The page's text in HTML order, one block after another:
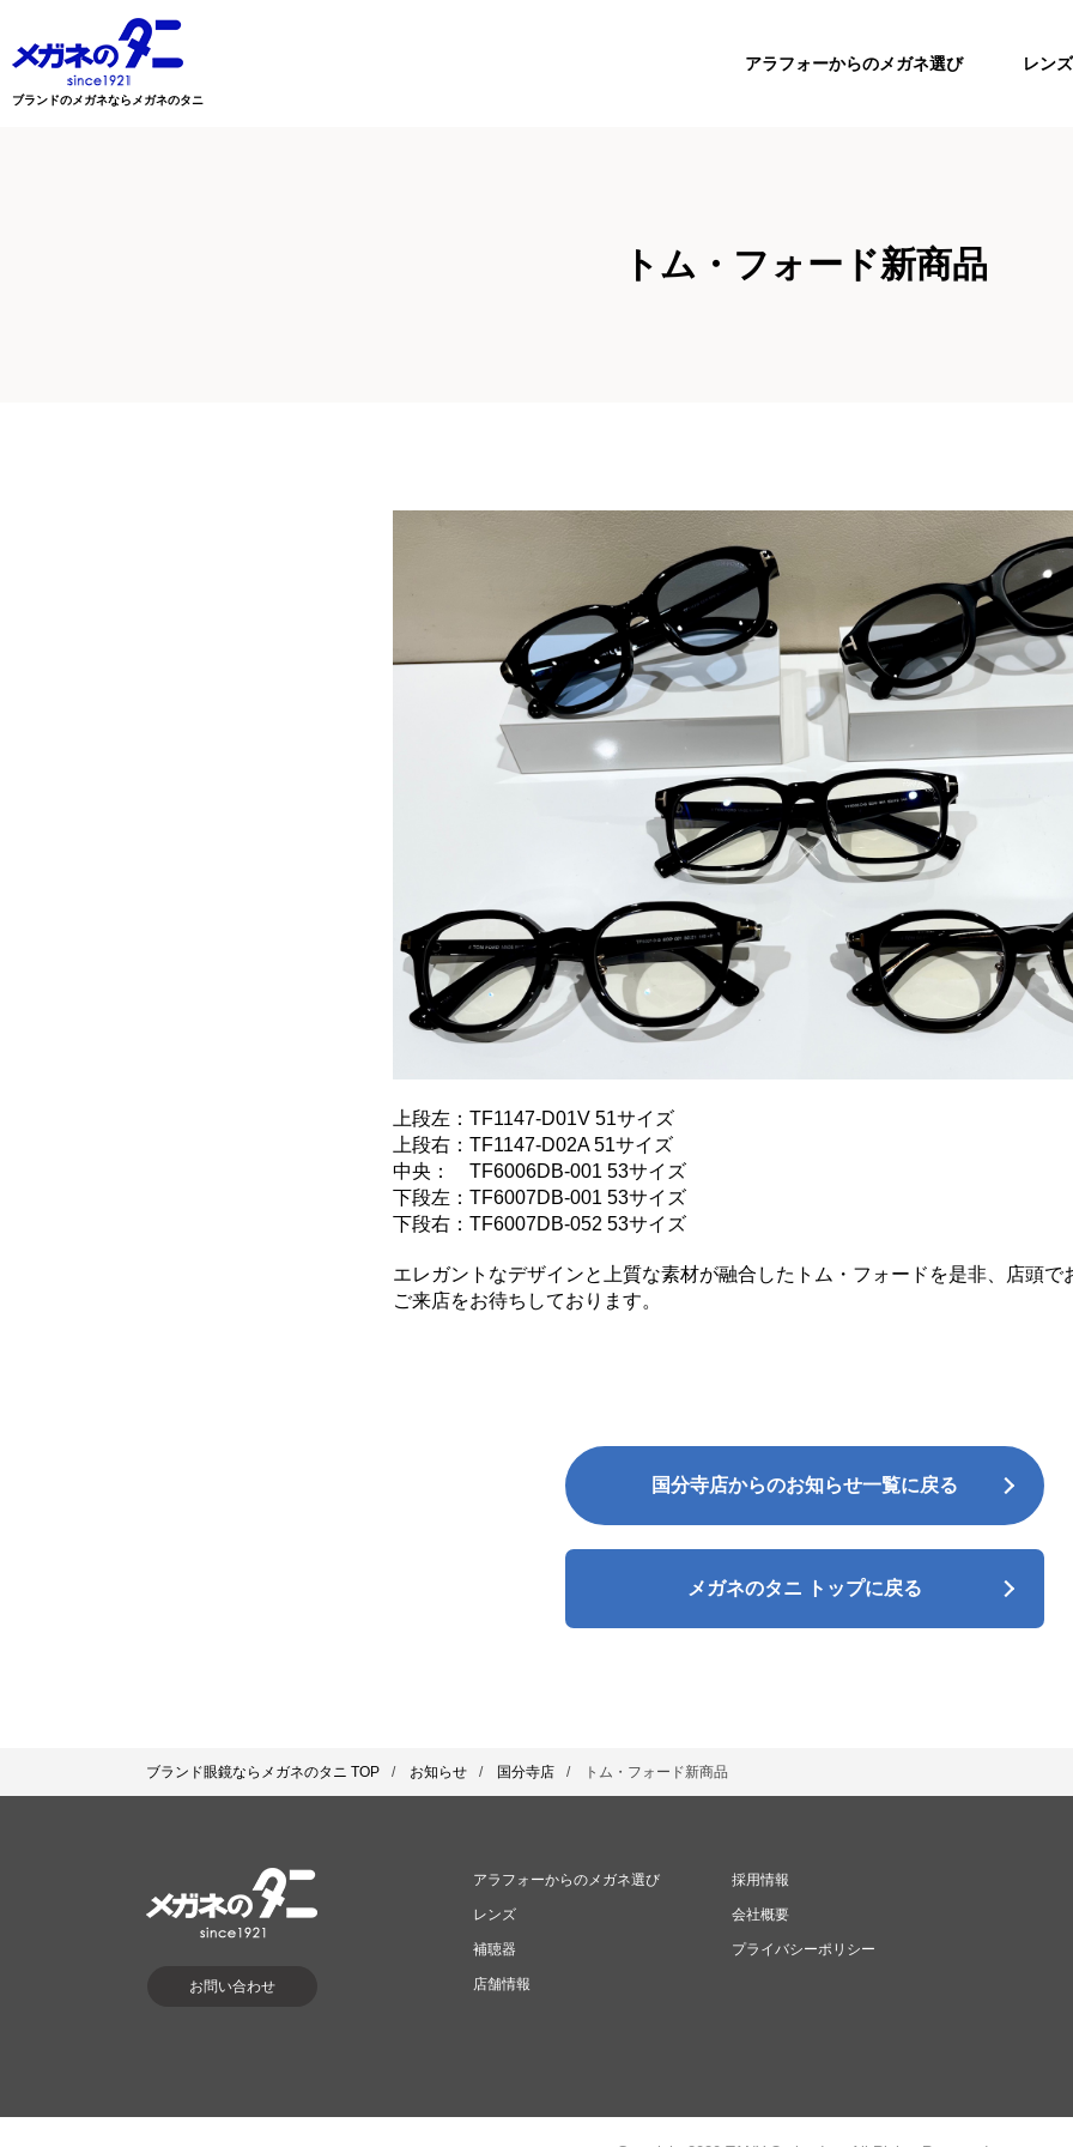
ブランドのメガネならメガネのタニ
アラフォーからのメガネ選び レンズ
トム・フォード新商品
上段左：TF1147‐D01V 51サイズ
上段右：TF1147‐D02A 51サイズ
中央： TF6006DB-001 53サイズ
下段左：TF6007DB-001 53サイズ
下段右：TF6007DB-052 53サイズ
エレガントなデザインと上質な素材が融合したトム・フォードを是非、店頭で
ご来店をお待ちしております。
国分寺店からのお知らせ一覧に戻る
メガネのタニ トップに戻る
ブランド眼鏡ならメガネのタニ TOP お知らせ 国分寺店 トム・フォード新商品
お問い合わせ
アラフォーからのメガネ選び
レンズ
補聴器
店舗情報
採用情報
会社概要
プライバシーポリシー